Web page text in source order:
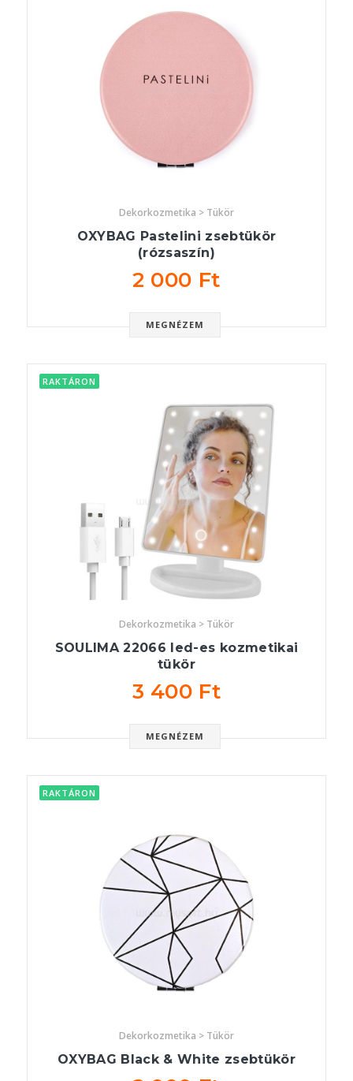
Dekorkozmetika > Tükör
OXYBAG Pastelini zsebtükör
(rózsaszín)
2 000 Ft
MEGNÉZEM
RAKTÁRON
Dekorkozmetika > Tükör
SOULIMA 22066 led-es kozmetikai
tükör
3 400 Ft
MEGNÉZEM
RAKTÁRON
Dekorkozmetika > Tükör
OXYBAG Black & White zsebtükör